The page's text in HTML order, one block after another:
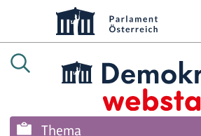
Thema